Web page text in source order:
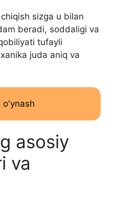
chiqish sizga u bilan
beradi, soddaligi va
tufayli
juda aniq va
o'ynash
asosiy
va